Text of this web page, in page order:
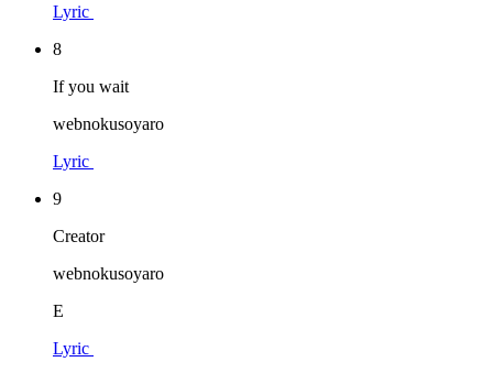
Lyric
8
If you wait
webnokusoyaro
Lyric
9
Creator
webnokusoyaro
E
Lyric